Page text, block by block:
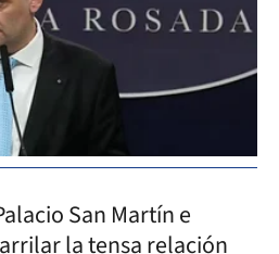
San Martín e
la tensa relación